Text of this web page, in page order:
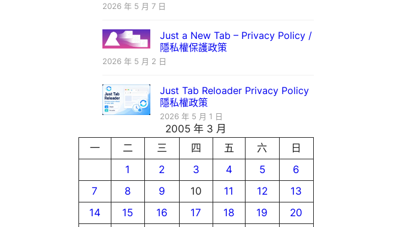
2026 年 5 月 7 日
Just a New Tab – Privacy Policy /
隱私權保護政策
2026 年 5 月 2 日
Just Tab Reloader Privacy Policy
隱私權政策
2026 年 5 月 1 日
2005 年 3 月
一
二 三 四 五 六
日
1
2 3 4 5
6
7
8 9 10 11 12
13
14
15 16 17 18 19
20